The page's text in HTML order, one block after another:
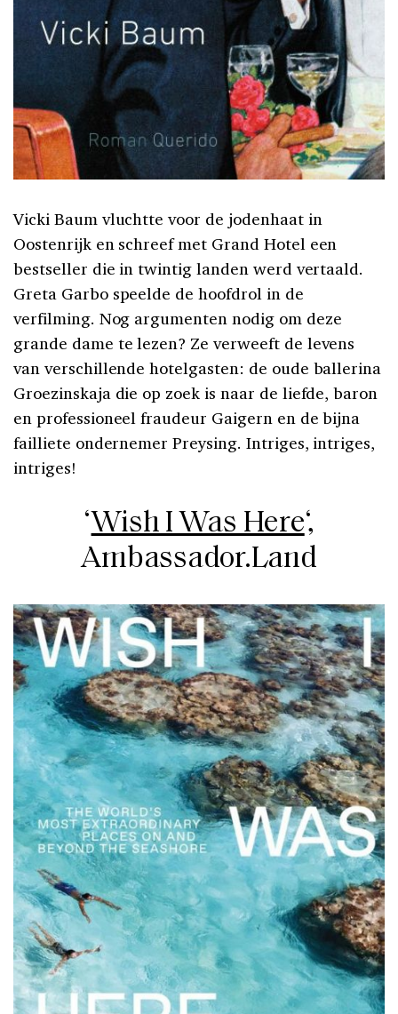
Vicki Baum vluchtte voor de jodenhaat in
Oostenrijk en schreef met Grand Hotel een
bestseller die in twintig landen werd vertaald.
Greta Garbo speelde de hoofdrol in de
verfilming. Nog argumenten nodig om deze
grande dame te lezen? Ze verweeft de levens
van verschillende hotelgasten: de oude ballerina
Groezinskaja die op zoek is naar de liefde, baron
en professioneel fraudeur Gaigern en de bijna
failliete ondernemer Preysing. Intriges, intriges,
intriges!
‘Wish I Was Here‘,
Ambassador.Land